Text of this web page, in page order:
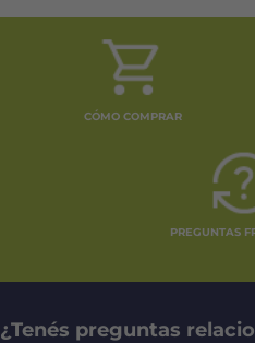
CÓMO COMPRAR
PREGUNTAS
¿Tenés preguntas